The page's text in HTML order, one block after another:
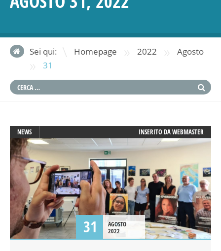
Sei qui: Homepage » 2022 » Agosto
» 31
NEWS INSERITO DAWEBMASTER
31
AGOSTO
2022